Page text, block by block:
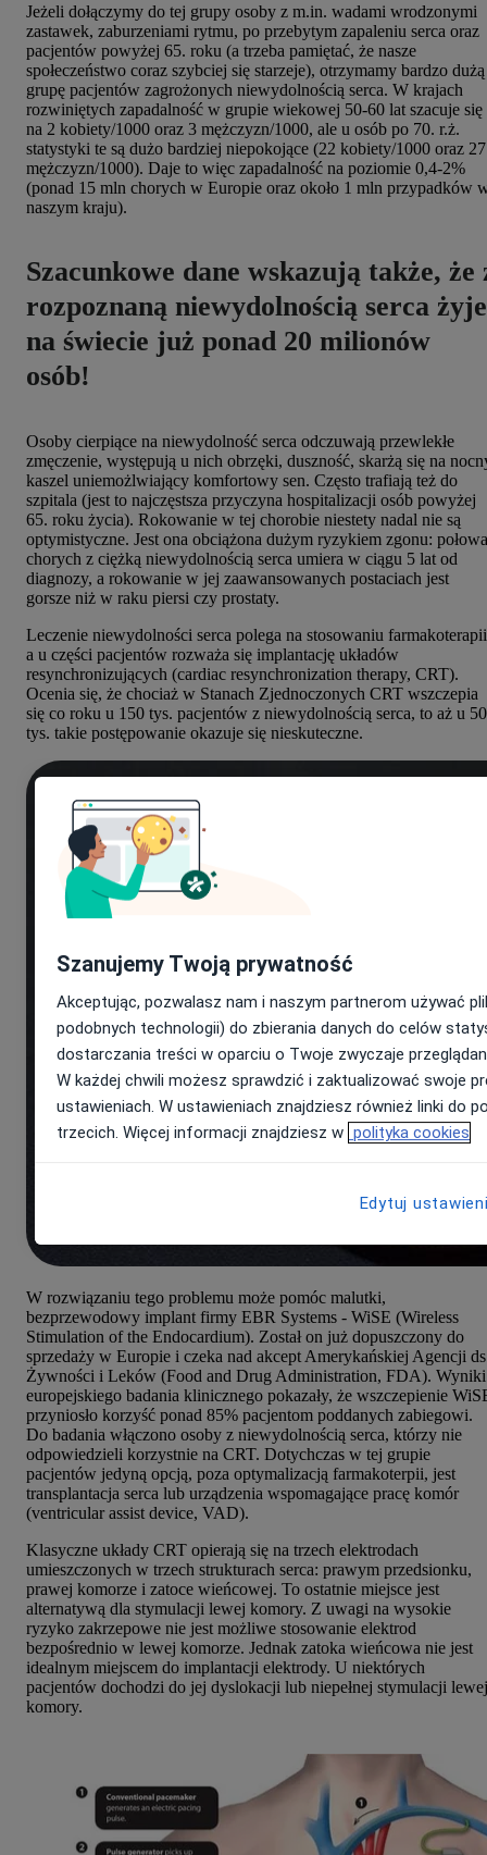
Jeżeli dołączymy do tej grupy osoby z m.in. wadami wrodzonymi
zastawek, zaburzeniami rytmu, po przebytym zapaleniu serca oraz
pacjentów powyżej 65. roku (a trzeba pamiętać, że nasze
społeczeństwo coraz szybciej się starzeje), otrzymamy bardzo dużą
grupę pacjentów zagrożonych niewydolnością serca. W krajach
rozwiniętych zapadalność w grupie wiekowej 50-60 lat szacuje się
na 2 kobiety/1000 oraz 3 mężczyzn/1000, ale u osób po 70. r.ż.
statystyki te są dużo bardziej niepokojące (22 kobiety/1000 oraz 27
mężczyzn/1000). Daje to więc zapadalność na poziomie 0,4-2%
(ponad 15 mln chorych w Europie oraz około 1 mln przypadków
naszym kraju).
Szacunkowe dane wskazują także, że
rozpoznaną niewydolnością serca żyje
na świecie już ponad 20 milionów
osób!
Osoby cierpiące na niewydolność serca odczuwają przewlekłe
zmęczenie, występują u nich obrzęki, duszność, skarżą się na
kaszel uniemożlwiający komfortowy sen. Często trafiają też do
szpitala (jest to najczęstsza przyczyna hospitalizacji osób powyżej
65. roku życia). Rokowanie w tej chorobie niestety nadal nie są
optymistyczne. Jest ona obciążona dużym ryzykiem zgonu: połowa
chorych z ciężką niewydolnością serca umiera w ciągu 5 lat od
diagnozy, a rokowanie w jej zaawansowanych postaciach jest
gorsze niż w raku piersi czy prostaty.
Leczenie niewydolności serca polega na stosowaniu
a u części pacjentów rozważa się implantację układów
resynchronizujących (cardiac resynchronization therapy, CRT).
Ocenia się, że chociaż w Stanach Zjednoczonych CRT wszczepia
się co roku u 150 tys. pacjentów z niewydolnością serca, to aż u 50
tys. takie postępowanie okazuje się nieskuteczne.
W rozwiązaniu tego problemu może pomóc malutki,
bezprzewodowy implant firmy EBR Systems - WiSE (Wireless
Stimulation of the Endocardium). Został on już dopuszczony do
sprzedaży w Europie i czeka nad akcept Amerykańskiej Agencji
Żywności i Leków (Food and Drug Administration, FDA). Wyniki
europejskiego badania klinicznego pokazały, że wszczepienie
przyniosło korzyść ponad 85% pacjentom poddanych zabiegowi.
Do badania włączono osoby z niewydolnością serca, którzy nie
odpowiedzieli korzystnie na CRT. Dotychczas w tej grupie
pacjentów jedyną opcją, poza optymalizacją farmakoterpii, jest
transplantacja serca lub urządzenia wspomagające pracę komór
(ventricular assist device, VAD).
Klasyczne układy CRT opierają się na trzech elektrodach
umieszczonych w trzech strukturach serca: prawym przedsionku,
prawej komorze i zatoce wieńcowej. To ostatnie miejsce jest
alternatywą dla stymulacji lewej komory. Z uwagi na wysokie
ryzyko zakrzepowe nie jest możliwe stosowanie elektrod
bezpośrednio w lewej komorze. Jednak zatoka wieńcowa nie jest
idealnym miejscem do implantacji elektrody. U niektórych
pacjentów dochodzi do jej dyslokacji lub niepełnej stymulacji lewej
komory.
Szanujemy Twoją prywatność
Akceptując, pozwalasz nam i naszym partnerom używać
podobnych technologii) do zbierania danych do celów
dostarczania treści w oparciu o Twoje zwyczaje
W każdej chwili możesz sprawdzić i zaktualizować swoje
ustawieniach. W ustawieniach znajdziesz również linki do
trzecich. Więcej informacji znajdziesz w polityka cookies
Edytuj